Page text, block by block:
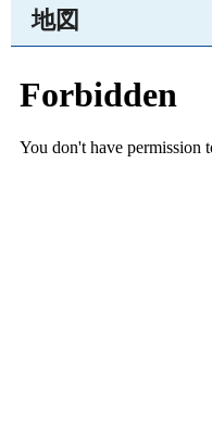
地図